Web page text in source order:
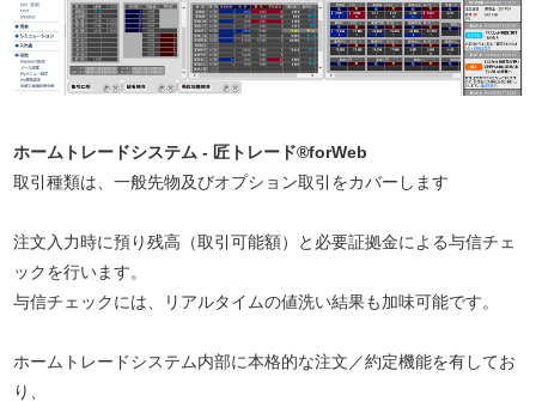
ホームトレードシステム - 匠トレード®forWeb
取引種類は、一般先物及びオプション取引をカバーします
注文入力時に預り残高（取引可能額）と必要証拠金による与信チェ
ックを行います。
与信チェックには、リアルタイムの値洗い結果も加味可能です。
ホームトレードシステム内部に本格的な注文／約定機能を有してお
り、